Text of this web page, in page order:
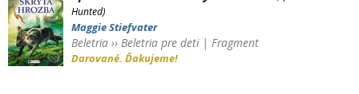
Hunted)
Maggie Stiefvater
Beletria›› Beletria pre deti| Fragment
Darované. Ďakujeme!